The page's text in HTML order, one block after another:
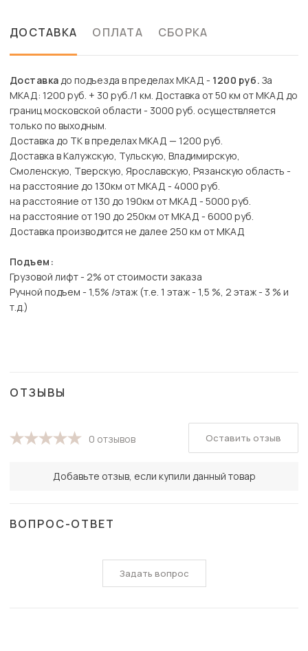
ДОСТАВКА ОПЛАТА СБОРКА
Доставкадо подъезда в пределах МКАД - 1200 руб. За
МКАД: 1200 руб. + 30 руб./1 км. Доставка от 50 км от МКАД до
границ московской области - 3000 руб. осуществляется
только по выходным.
Доставка до ТК в пределах МКАД — 1200 руб.
Доставка в Калужскую, Тульскую, Владимирскую,
Смоленскую, Тверскую, Ярославскую, Рязанскую область -
на расстояние до 130км от МКАД - 4000 руб.
на расстояние от 130 до 190км от МКАД - 5000 руб.
на расстояние от 190 до 250км от МКАД - 6000 руб.
Доставка производится не далее 250 км от МКАД
Подъем:
Грузовой лифт - 2% от стоимости заказа
Ручной подъем - 1,5% /этаж (т.е. 1 этаж - 1,5 %, 2 этаж - 3 % и
т.д.)
ОТЗЫВЫ
0 отзывов
Добавьте отзыв, если купили данный товар
Оставить отзыв
ВОПРОС-ОТВЕТ
Задать вопрос